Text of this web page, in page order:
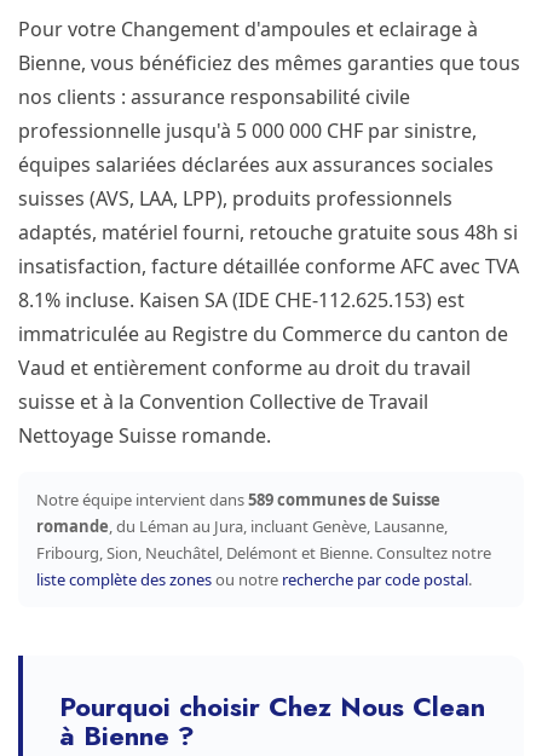
Pour votre Changement d'ampoules et eclairage à
Bienne, vous bénéficiez des mêmes garanties que tous
nos clients : assurance responsabilité civile
professionnelle jusqu'à 5 000 000 CHF par sinistre,
équipes salariées déclarées aux assurances sociales
suisses (AVS, LAA, LPP), produits professionnels
adaptés, matériel fourni, retouche gratuite sous 48h si
insatisfaction, facture détaillée conforme AFC avec TVA
8.1% incluse. Kaisen SA (IDE CHE-112.625.153) est
immatriculée au Registre du Commerce du canton de
Vaud et entièrement conforme au droit du travail
suisse et à la Convention Collective de Travail
Nettoyage Suisse romande.
Notre équipe intervient dans589 communes de Suisse
romande, du Léman au Jura, incluant Genève, Lausanne,
Fribourg, Sion, Neuchâtel, Delémont et Bienne. Consultez notre
liste complète des zonesou notre recherche par code postal.
Pourquoi choisir Chez Nous Clean
à Bienne ?